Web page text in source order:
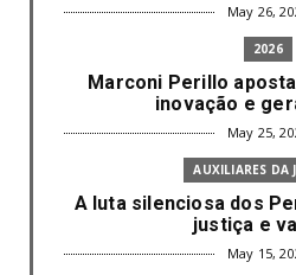
May 26,
2026
Marconi Perillo
inovação e
May 25,
AUXILIARES DA
A luta silenciosa dos
justiça e
May 15,